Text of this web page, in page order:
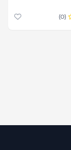
(0)